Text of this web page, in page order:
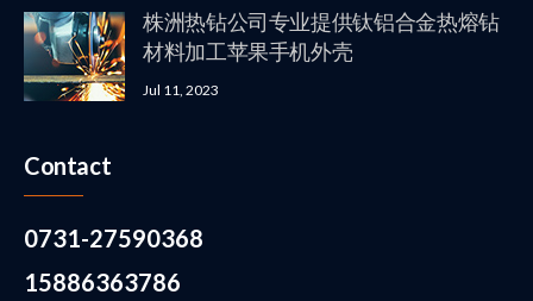
株洲热钻公司专业提供钛铝合金热熔钻
材料加工苹果手机外壳
Jul 11, 2023
Contact
0731-27590368
15886363786